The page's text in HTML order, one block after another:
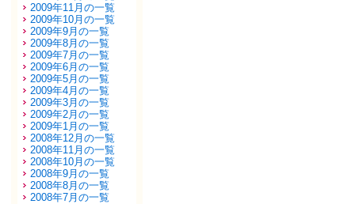
2009年11月の一覧
2009年10月の一覧
2009年9月の一覧
2009年8月の一覧
2009年7月の一覧
2009年6月の一覧
2009年5月の一覧
2009年4月の一覧
2009年3月の一覧
2009年2月の一覧
2009年1月の一覧
2008年12月の一覧
2008年11月の一覧
2008年10月の一覧
2008年9月の一覧
2008年8月の一覧
2008年7月の一覧